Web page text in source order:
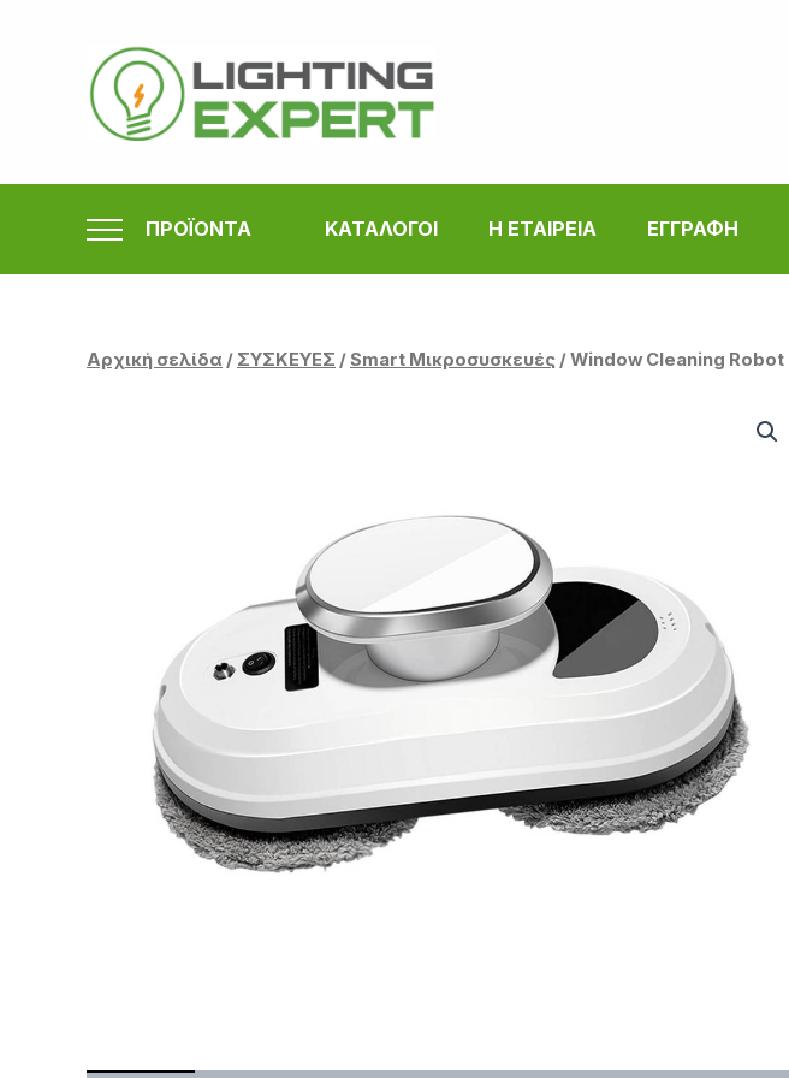
περιεχόμενο
ΠΡΟΪΟΝΤΑ ΚΑΤΑΛΟΓΟΙ Η ΕΤΑΙΡΕΙΑ ΕΓΓΡΑΦΗ
Αρχική σελίδα / ΣΥΣΚΕΥΕΣ /Smart Μικροσυσκευές / Window Cleaning Robot